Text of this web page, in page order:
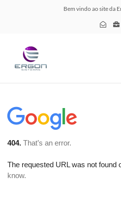
Bem vindo ao site da